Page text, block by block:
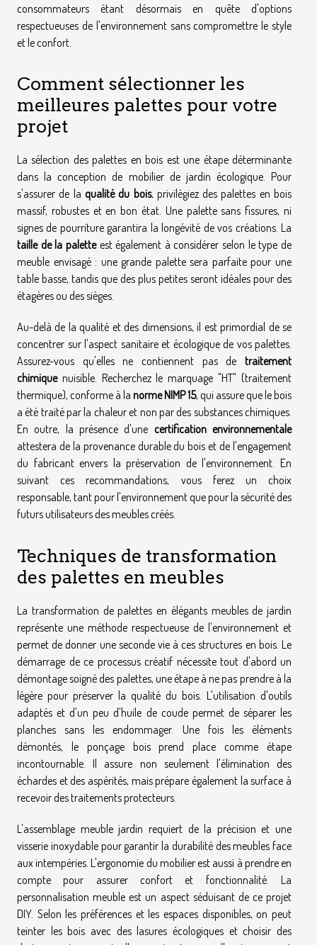
consommateurs étant désormais en quête d'options
respectueuses de l'environnement sans compromettre le style
et le confort.
Comment sélectionner les
meilleures palettes pour votre
projet
La sélection des palettes en bois est une étape déterminante
dans la conception de mobilier de jardin écologique. Pour
s'assurer de la qualité du bois, privilégiez des palettes en bois
massif, robustes et en bon état. Une palette sans fissures, ni
signes de pourriture garantira la longévité de vos créations. La
taille de la paletteest également à considérer selon le type de
meuble envisagé : une grande palette sera parfaite pour une
table basse, tandis que des plus petites seront idéales pour des
étagères ou des sièges.
Au-delà de la qualité et des dimensions, il est primordial de se
concentrer sur l'aspect sanitaire et écologique de vos palettes.
Assurez-vous qu'elles ne contiennent pas de traitement
chimiquenuisible. Recherchez le marquage "HT" (traitement
thermique), conforme à la norme NIMP 15, qui assure que le bois
a été traité par la chaleur et non par des substances chimiques.
En outre, la présence d'une certification environnementale
attestera de la provenance durable du bois et de l'engagement
du fabricant envers la préservation de l'environnement. En
suivant ces recommandations, vous ferez un choix
responsable, tant pour l'environnement que pour la sécurité des
futurs utilisateurs des meubles créés.
Techniques de transformation
des palettes en meubles
La transformation de palettes en élégants meubles de jardin
représente une méthode respectueuse de l'environnement et
permet de donner une seconde vie à ces structures en bois. Le
démarrage de ce processus créatif nécessite tout d'abord un
démontage soigné des palettes, une étape à ne pas prendre à la
légère pour préserver la qualité du bois. L'utilisation d'outils
adaptés et d'un peu d'huile de coude permet de séparer les
planches sans les endommager. Une fois les éléments
démontés, le ponçage bois prend place comme étape
incontournable. Il assure non seulement l'élimination des
échardes et des aspérités, mais prépare également la surface à
recevoir des traitements protecteurs.
L'assemblage meuble jardin requiert de la précision et une
visserie inoxydable pour garantir la durabilité des meubles face
aux intempéries. L'ergonomie du mobilier est aussi à prendre en
compte pour assurer confort et fonctionnalité. La
personnalisation meuble est un aspect séduisant de ce projet
DIY. Selon les préférences et les espaces disponibles, on peut
teinter les bois avec des lasures écologiques et choisir des